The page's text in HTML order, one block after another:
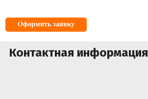
Оформить заявку
Контактная информация